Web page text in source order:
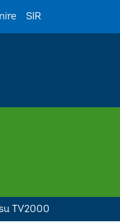
SIR
TV2000